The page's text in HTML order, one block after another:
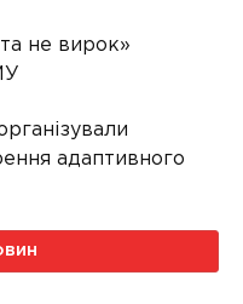
не вирок»
адаптивного